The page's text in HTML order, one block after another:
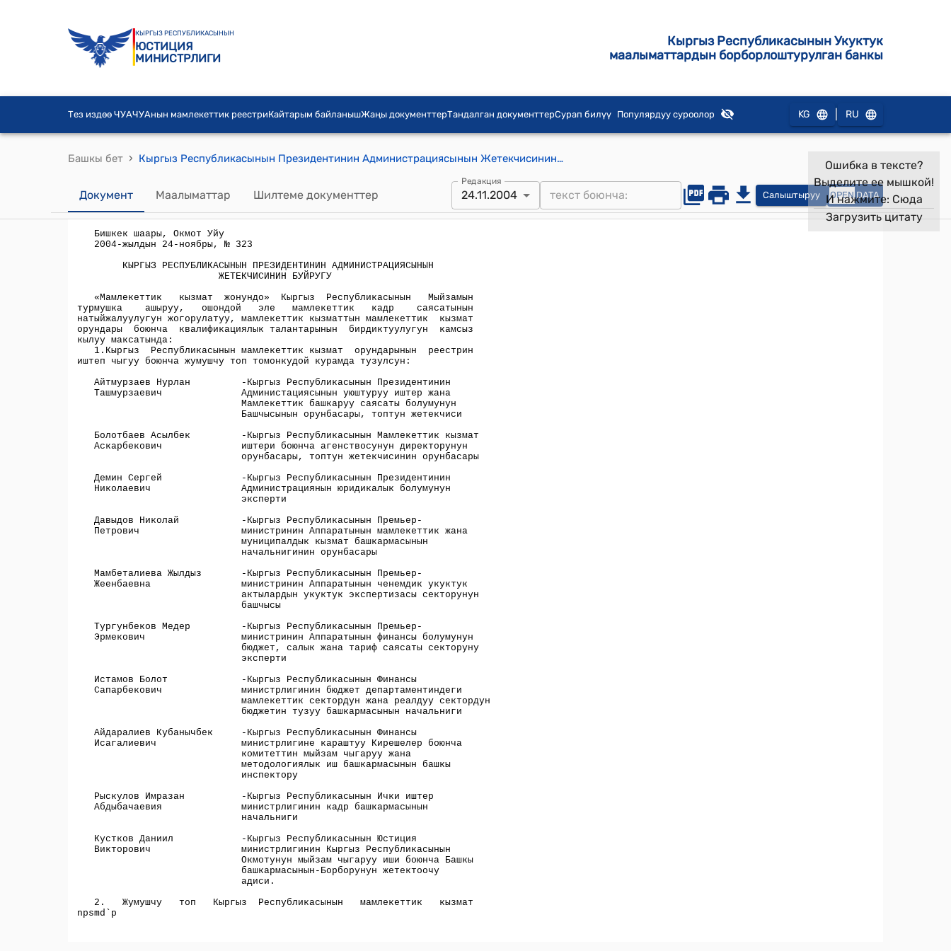
КЫРГЫЗ РЕСПУБЛИКАСЫНЫН
ЮСТИЦИЯ
МИНИСТРЛИГИ
Кыргыз Республикасынын Укуктук
маалыматтардын борборлоштурулган банкы
Тез издөө ЧУАЧУАнын мамлекеттик реестриКайтарым байланышЖаңы документтерТандалган документтерСурап билүү Популярдуу суроолор KG RU
Башкы бет › Кыргыз Республикасынын Президентинин Администрациясынын Жетекчисинин 2004-жылдын 24- ноябрынын № 323 Буйругу
Документ Маалыматтар Шилтеме документтер
Редакция
24.11.2004 Салыштыруу OPEN DATA
Ошибка в тексте?
Выделите ее мышкой!
И нажмите: Сюда
Загрузить цитату